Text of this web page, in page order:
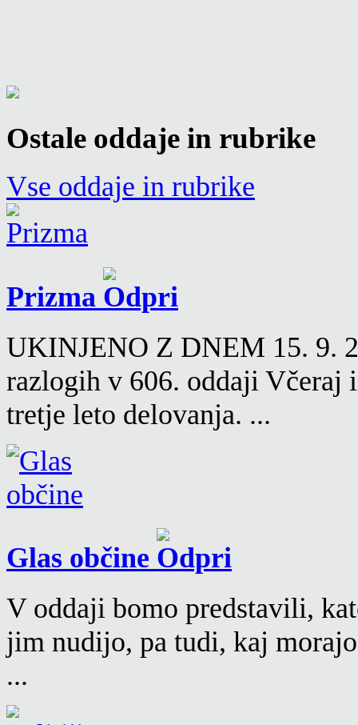
Ostale oddaje in rubrike
Vse oddaje in rubrike
Prizma
UKINJENO Z DNEM 15. 9.
razlogih v 606. oddaji Včeraj
tretje leto delovanja. ...
Glas občine
V oddaji bomo predstavili,
jim nudijo, pa tudi, kaj
...